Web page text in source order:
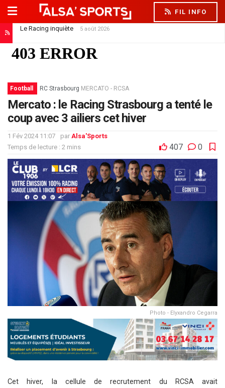
FIL INFO
Le Racing inquiète
5 août 2026
Hugo Oliveira : « Dîtes aux supporters de ne pas s’inquiéter »
Football RC Strasbourg MERCATO - RCSA
Mercato : le Racing Strasbourg a tenté le
coup avec 3 ailiers cet hiver
1 Fév 2024 11:07 par Alsa'Sports
Temps de lecture : 2 mins
407 0
Photo - Elyxandro Cegarra
Cet hiver, la cellule de recrutement du RCSA avait